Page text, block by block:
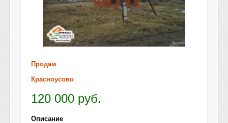
Продам
Красноусово
120 000 руб.
Описание